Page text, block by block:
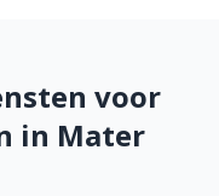
voor
in Mater